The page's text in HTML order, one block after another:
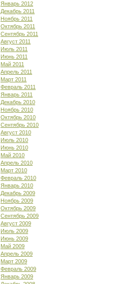
Январь 2012
Декабрь 2011
Ноябрь 2011
Октябрь 2011
Сентябрь 2011
Август 2011
Июль 2011
Июнь 2011
Май 2011
Апрель 2011
Март 2011
Февраль 2011
Январь 2011
Декабрь 2010
Ноябрь 2010
Октябрь 2010
Сентябрь 2010
Август 2010
Июль 2010
Июнь 2010
Май 2010
Апрель 2010
Март 2010
Февраль 2010
Январь 2010
Декабрь 2009
Ноябрь 2009
Октябрь 2009
Сентябрь 2009
Август 2009
Июль 2009
Июнь 2009
Май 2009
Апрель 2009
Март 2009
Февраль 2009
Январь 2009